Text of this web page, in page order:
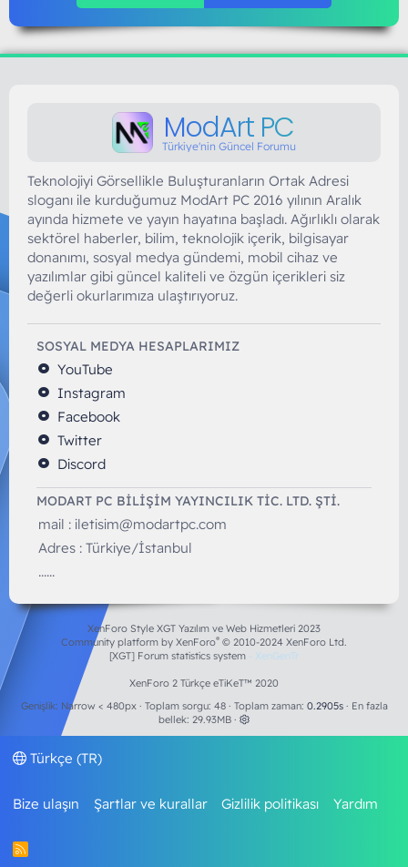
ModArt PC
Türkiye'nin Güncel Forumu
Teknolojiyi Görsellikle Buluşturanların Ortak Adresi
sloganı ile kurduğumuz ModArt PC 2016 yılının Aralık
ayında hizmete ve yayın hayatına başladı. Ağırlıklı olarak
sektörel haberler, bilim, teknolojik içerik, bilgisayar
donanımı, sosyal medya gündemi, mobil cihaz ve
yazılımlar gibi güncel kaliteli ve özgün içerikleri siz
değerli okurlarımıza ulaştırıyoruz.
SOSYAL MEDYA HESAPLARIMIZ
YouTube
Instagram
Facebook
Twitter
Discord
MODART PC BILIŞIM YAYINCILIK TİC. LTD. ŞTİ.
mail : iletisim@modartpc.com
Adres : Türkiye/İstanbul
......
XenForo Style XGT Yazılım ve Web Hizmetleri 2023
Community platform by XenForo® © 2010-2024 XenForo Ltd.
[XGT] Forum statistics system
- XenGenTr
XenForo 2 Türkçe eTiKeT™ 2020
Genişlik
Toplam sorgu 48 Toplam zaman 0.2905s
En fazla
bellek 29.93MB
Türkçe (TR)
Bize ulaşın Şartlar ve kurallar Gizlilik politikası Yardım
R